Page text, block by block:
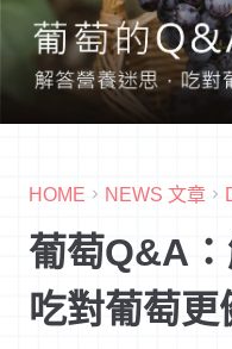
HOME NEWS 文章
葡萄Q&A
吃對葡萄更